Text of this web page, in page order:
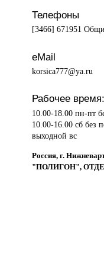
Телефоны
[3466] 671951
eMail
korsica777@ya.ru
Рабочее время:
10.00-18.00 пн-пт
10.00-16.00 сб без
выходной вс
Россия, г.
"ПОЛИГОН", ОТДЕЛ